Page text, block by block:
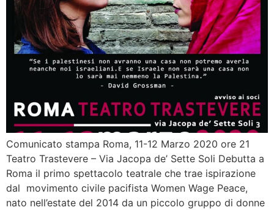
Comunicato stampa Roma, 11-12 Marzo 2020 ore 21
Teatro Trastevere – Via Jacopa de’ Sette Soli Debutta a
Roma il primo spettacolo teatrale che trae ispirazione
dal movimento civile pacifista Women Wage Peace,
nato nell’estate del 2014 da un piccolo gruppo di donne